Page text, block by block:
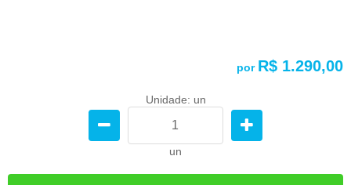
por R$ 1.290,00
Unidade: un
un